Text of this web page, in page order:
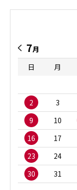
7月
日
月
2
3
9
10
16
17
23
24
30
31